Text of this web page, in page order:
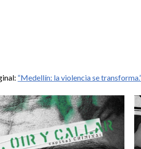
“Medellín: la violencia se